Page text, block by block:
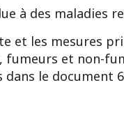
à des maladies
et les mesures
fumeurs et non-
le document